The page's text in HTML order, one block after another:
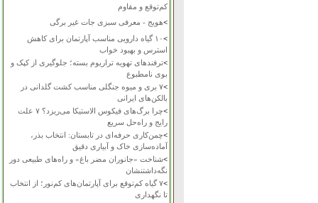
کم‌توقع و مقاوم
>هویج - معرفی سبزی جات غیر برگی
>
۱۰ گیاه دارویی مناسب آپارتمان برای کاهش
استرس و بهبود خواب
>ترفندهای تهویه تراریوم بسته؛ جلوگیری از کپک و
بوی نامطبوع
>
۷ بری و میوه جنگلی مناسب کشت گلدانی در
بالکن‌های ایرانی
>
چرا برگ‌های فیکوس الاستیکا می‌ریزد؟ ۷ علت
رایج و راه‌حل سریع
>چمن‌کاری حرفه‌ای در تابستان: انتخاب بذر،
آماده‌سازی خاک و آبیاری دقیق
>شناخت «جانوران مضر باغ» و راه‌های طبیعی دور
نگه‌داشتنشان
>
۷ گیاه کم‌توقع برای آپارتمان‌های کم‌نور؛ از انتخاب
تا نگهداری